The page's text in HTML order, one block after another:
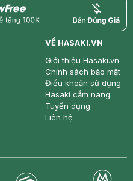
price
VỀ HASAKI.VN
Giới thiệu Hasaki.vn
Chính sách bảo mật
Điều khoản sử dụng
Hasaki cẩm nang
Tuyển dụng
Liên hệ